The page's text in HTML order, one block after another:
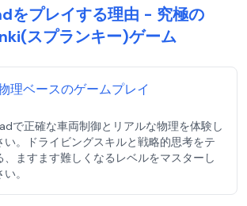
をプレイする理由 - 究極の
スプランキー)ゲーム
理ベースのゲームプレイ
で正確な車両制御とリアルな物理を体験し
い。ドライビングスキルと戦略的思考をテ
、ますます難しくなるレベルをマスターし
。